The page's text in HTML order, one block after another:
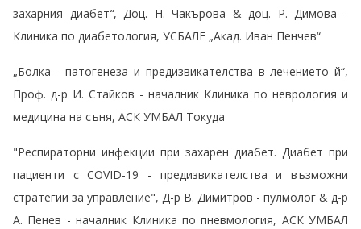
захарния диабет“, Доц. Н. Чакърова & доц. Р. Димова -
Клиника по диабетология, УСБАЛЕ „Акад. Иван Пенчев“
„Болка - патогенеза и предизвикателства в лечението й“,
Проф. д-р И. Стайков - началник Клиника по неврология и
медицина на съня, АСК УМБАЛ Токуда
"Респираторни инфекции при захарен диабет. Диабет при
пациенти с COVID-19 - предизвикателства и възможни
стратегии за управление", Д-р В. Димитров - пулмолог & д-р
А. Пенев - началник Клиника по пневмология, АСК УМБАЛ